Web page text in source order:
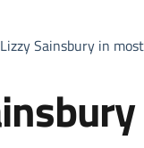
Sainsbury in